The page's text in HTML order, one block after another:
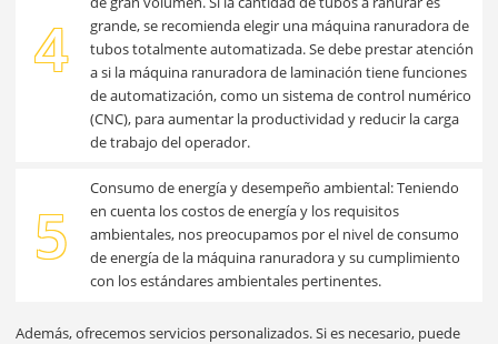
4
grande, se recomienda elegir una máquina ranuradora de
tubos totalmente automatizada. Se debe prestar atención
a si la máquina ranuradora de laminación tiene funciones
de automatización, como un sistema de control numérico
(CNC), para aumentar la productividad y reducir la carga
de trabajo del operador.
5
Consumo de energía y desempeño ambiental: Teniendo
en cuenta los costos de energía y los requisitos
ambientales, nos preocupamos por el nivel de consumo
de energía de la máquina ranuradora y su cumplimiento
con los estándares ambientales pertinentes.
Además, ofrecemos servicios personalizados. Si es necesario, puede